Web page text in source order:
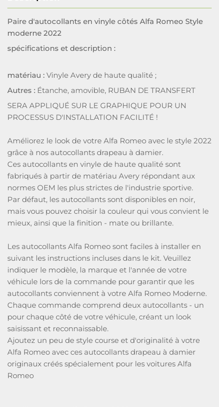
Paire d'autocollants en vinyle côtés Alfa Romeo Style
moderne 2022
spécifications et description :
matériau : Vinyle Avery de haute qualité ;
Autres : Étanche, amovible, RUBAN DE TRANSFERT
SERA APPLIQUÉ SUR LE GRAPHIQUE POUR UN
PROCESSUS D'INSTALLATION FACILITÉ !
Améliorez le look de votre Alfa Romeo avec le style 2022
grâce à nos autocollants drapeau à damier.
Ces autocollants en vinyle de haute qualité sont
fabriqués à partir de matériau Avery répondant aux
normes OEM les plus strictes de l'industrie sportive.
Par défaut, les autocollants sont disponibles en noir,
mais vous pouvez choisir la couleur qui vous convient le
mieux, ainsi que la finition - mate ou brillante.
Les autocollants Alfa Romeo sont faciles à installer en
suivant les instructions incluses dans le kit. Veuillez
indiquer le modèle, la marque et l'année de votre
véhicule lors de la commande pour garantir que les
autocollants conviennent à votre Alfa Romeo Moderne.
Chaque commande comprend deux autocollants - un
pour chaque côté de votre véhicule, créant un look
saisissant et reconnaissable.
Ajoutez un peu de style course et d'originalité à votre
Alfa Romeo avec ces autocollants drapeau à damier
originaux créés spécialement pour les voitures Alfa
Romeo